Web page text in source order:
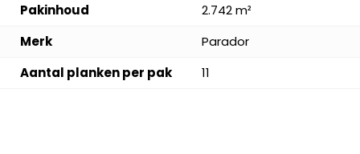
Pakinhoud
2.742 m²
Merk
Parador
Aantal planken per pak
11